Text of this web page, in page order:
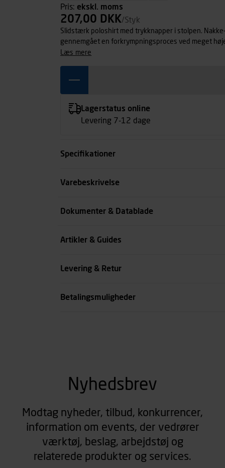
Pris: ekskl. moms
207,00 DKK/Styk
Slidstærk poloshirt med trykknapper i stolpen.
gennemgået en forkrympningsproces ved meget
ekstra stabilitet og lang levetid.
læs mere
Lagerstatus online
Levering 7-12 dage
Specifikationer
Farve
Varebeskrivelse
Dokumenter & Datablade
Artikler & Guides
Levering & Retur
Betalingsmuligheder
Nyhedsbrev
Modtag nyheder, tilbud, konkurrencer,
information om events, der vedrører
værktøj, beslag, arbejdstøj og
relaterede produkter og services.